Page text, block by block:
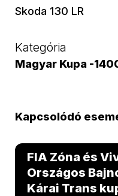
Skoda 130 LR
Kategória
Magyar Kupa -
Kapcsolódó
FIA Zóna és
Országos
Kárai Trans